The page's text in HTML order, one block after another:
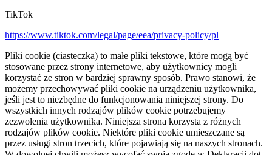
TikTok
https://www.tiktok.com/legal/page/eea/privacy-policy/pl
Pliki cookie (ciasteczka) to małe pliki tekstowe, które mogą być
stosowane przez strony internetowe, aby użytkownicy mogli
korzystać ze stron w bardziej sprawny sposób. Prawo stanowi, że
możemy przechowywać pliki cookie na urządzeniu użytkownika,
jeśli jest to niezbędne do funkcjonowania niniejszej strony. Do
wszystkich innych rodzajów plików cookie potrzebujemy
zezwolenia użytkownika. Niniejsza strona korzysta z różnych
rodzajów plików cookie. Niektóre pliki cookie umieszczane są
przez usługi stron trzecich, które pojawiają się na naszych stronach.